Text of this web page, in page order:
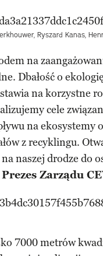
Ryszard Kanas,
na
Dbałość o
na korzystne
cele
na ekosystemy
z recyklingu.
naszej drodze do
Zarządu
7000 metrów